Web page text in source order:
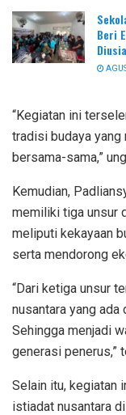
Beri
“Kegiatan ini
tradisi budaya yang
bersama-sama,”
Kemudian,
memiliki tiga unsur
meliputi kekayaan
serta mendorong
“Dari ketiga unsur
nusantara yang ada
Sehingga menjadi
generasi penerus,”
Selain itu, kegiatan
istiadat nusantara